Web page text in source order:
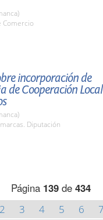
Comercio
incorporación de
de Cooperación Local
Diputación
Página 139de 434
2 3 4 5 6 7